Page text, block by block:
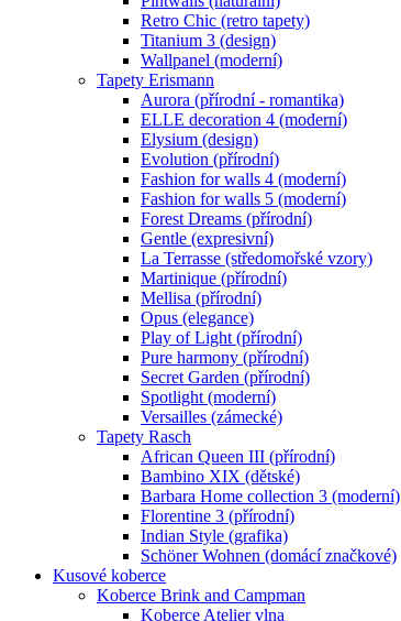
Retro Chic (retro tapety)
Titanium 3 (design)
Wallpanel (moderní)
Tapety Erismann
Aurora (přírodní - romantika)
ELLE decoration 4 (moderní)
Elysium (design)
Evolution (přírodní)
Fashion for walls 4 (moderní)
Fashion for walls 5 (moderní)
Forest Dreams (přírodní)
Gentle (expresivní)
La Terrasse (středomořské vzory)
Martinique (přírodní)
Mellisa (přírodní)
Opus (elegance)
Play of Light (přírodní)
Pure harmony (přírodní)
Secret Garden (přírodní)
Spotlight (moderní)
Versailles (zámecké)
Tapety Rasch
African Queen III (přírodní)
Bambino XIX (dětské)
Barbara Home collection 3 (moderní)
Florentine 3 (přírodní)
Indian Style (grafika)
Schöner Wohnen (domácí značkové)
Kusové koberce
Koberce Brink and Campman
Koberce Atelier vlna